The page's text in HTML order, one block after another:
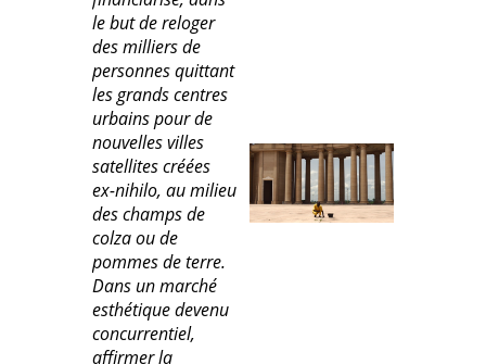
le but de reloger
des milliers de
personnes quittant
les grands centres
urbains pour de
nouvelles villes
satellites créées
ex-nihilo, au milieu
des champs de
colza ou de
pommes de terre.
Dans un marché
esthétique devenu
concurrentiel,
affirmer la